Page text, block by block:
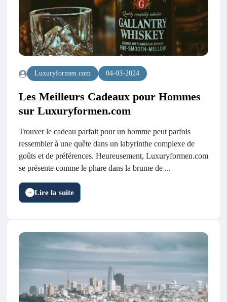
Luxuryformen.com 04-03-2024
Les Meilleurs Cadeaux pour Hommes
sur Luxuryformen.com
Trouver le cadeau parfait pour un homme peut parfois
ressembler à une quête dans un labyrinthe complexe de
goûts et de préférences. Heureusement, Luxuryformen.com
se présente comme le phare dans la brume de ...
Lire la suite